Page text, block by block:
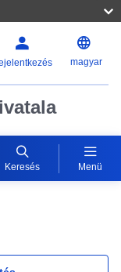
magyar
Keresés Menü